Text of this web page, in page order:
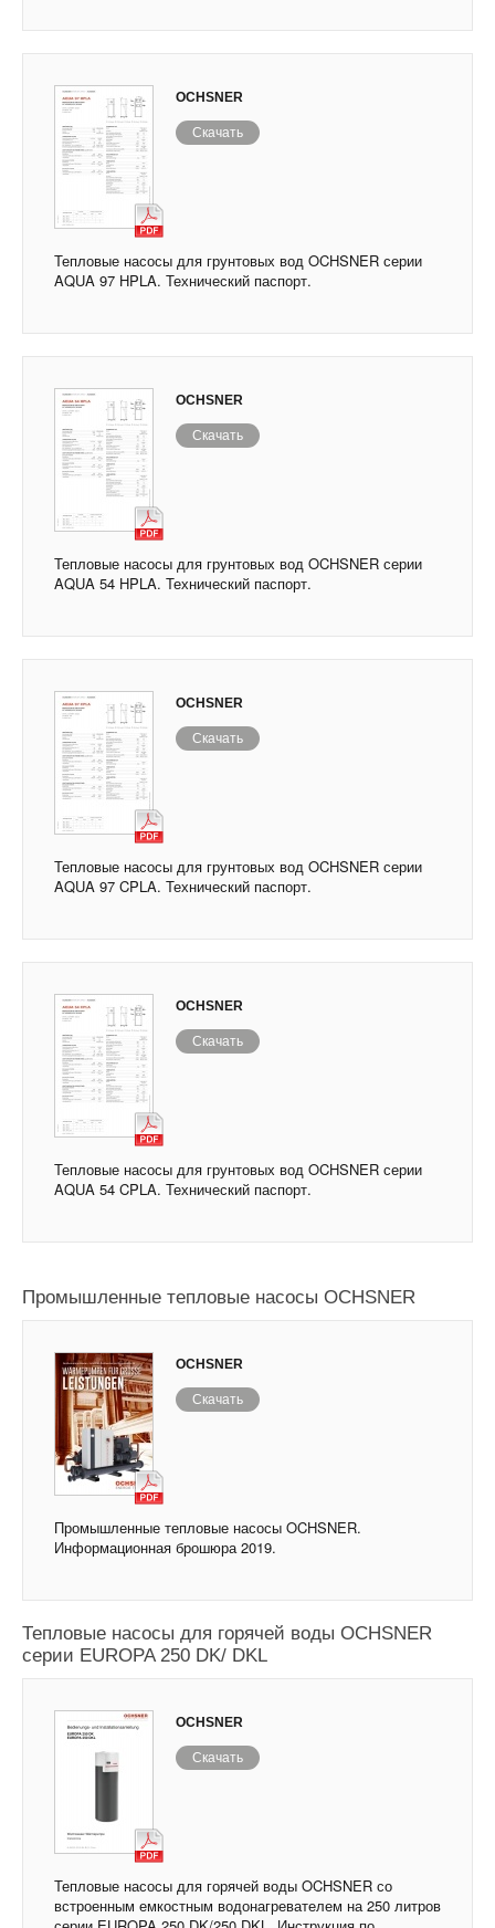
OCHSNER
Скачать
Тепловые насосы для грунтовых вод OCHSNER серии
AQUA 97 HPLA. Технический паспорт.
OCHSNER
Скачать
Тепловые насосы для грунтовых вод OCHSNER серии
AQUA 54 HPLA. Технический паспорт.
OCHSNER
Скачать
Тепловые насосы для грунтовых вод OCHSNER серии
AQUA 97 CPLA. Технический паспорт.
OCHSNER
Скачать
Тепловые насосы для грунтовых вод OCHSNER серии
AQUA 54 CPLA. Технический паспорт.
Промышленные тепловые насосы OCHSNER
OCHSNER
Скачать
Промышленные тепловые насосы OCHSNER.
Информационная брошюра 2019.
Тепловые насосы для горячей воды OCHSNER
серии EUROPA 250 DK/ DKL
OCHSNER
Скачать
Тепловые насосы для горячей воды OCHSNER со
встроенным емкостным водонагревателем на 250 литров